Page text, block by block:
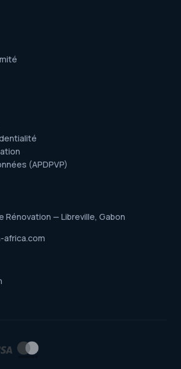
(APDPVP)
Rénovation — Libreville, Gabon